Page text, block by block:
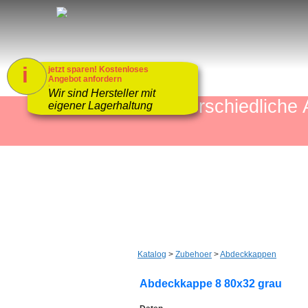
mehr als 4000
Katalog > Zubehoer >Abdeckkappen
Abdeckkappe 8 80x32 grau
jetzt sparen! Kostenloses
Angebot anfordern
1
Wir sind Hersteller mit
eigener Lagerhaltung
i